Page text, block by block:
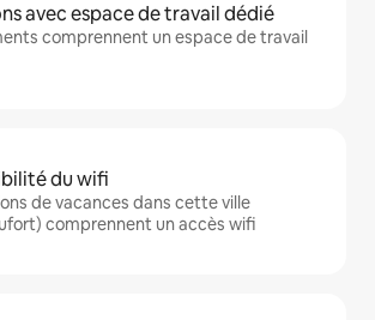
avec espace de travail dédié
comprennent un espace de travail
du wifi
de vacances dans cette ville
comprennent un accès wifi